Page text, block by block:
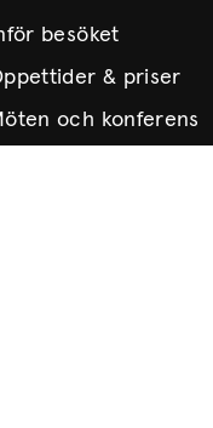
besöket
& priser
och konferens